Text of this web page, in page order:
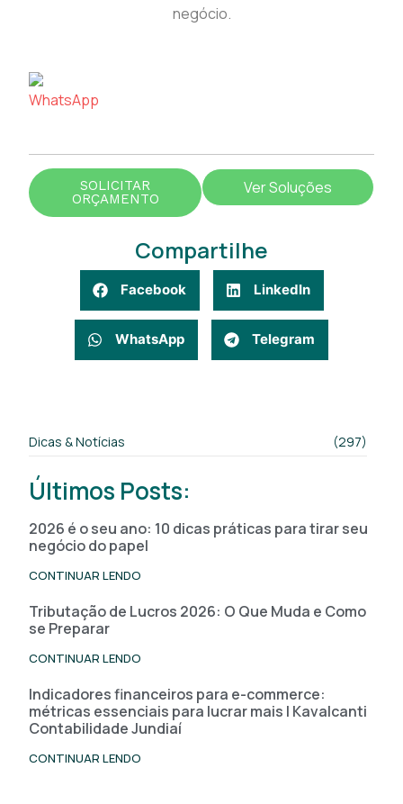
negócio.
SOLICITAR
ORÇAMENTO
Ver Soluções
Compartilhe
Facebook LinkedIn
WhatsApp Telegram
Dicas & Notícias (297)
Últimos Posts:
2026 é o seu ano: 10 dicas práticas para tirar seu
negócio do papel
CONTINUAR LENDO
Tributação de Lucros 2026: O Que Muda e Como
se Preparar
CONTINUAR LENDO
Indicadores financeiros para e-commerce:
métricas essenciais para lucrar mais | Kavalcanti
Contabilidade Jundiaí
CONTINUAR LENDO